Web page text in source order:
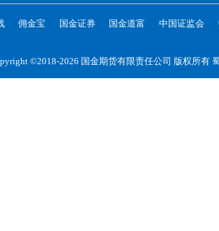
佣金宝 国金证券 国金道富 中国证监会
©2018-2026 国金期货有限责任公司 版权所有